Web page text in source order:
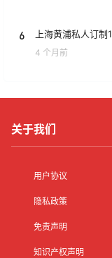
6 上海黄浦私人订制
4 个月前
关于我们
用户协议
隐私政策
免责声明
知识产权声明